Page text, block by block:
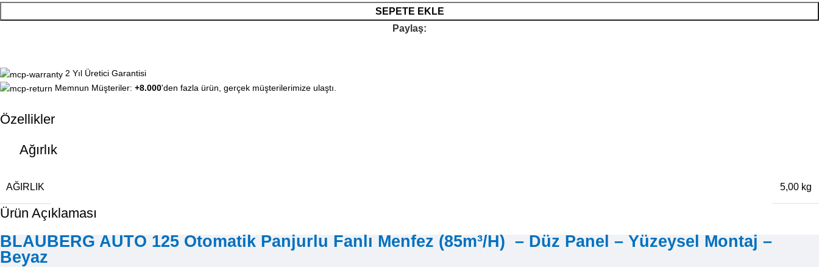
SEPETE EKLE
Paylaş:
2 Yıl Üretici Garantisi
Memnun Müşteriler: +8.000'den fazla ürün, gerçek müşterilerimize ulaştı.
Özellikler
Ağırlık
AĞIRLIK 5,00 kg
Ürün Açıklaması
BLAUBERG AUTO 125 Otomatik Panjurlu Fanlı Menfez (85m³/H) – Düz Panel – Yüzeysel Montaj –
Beyaz